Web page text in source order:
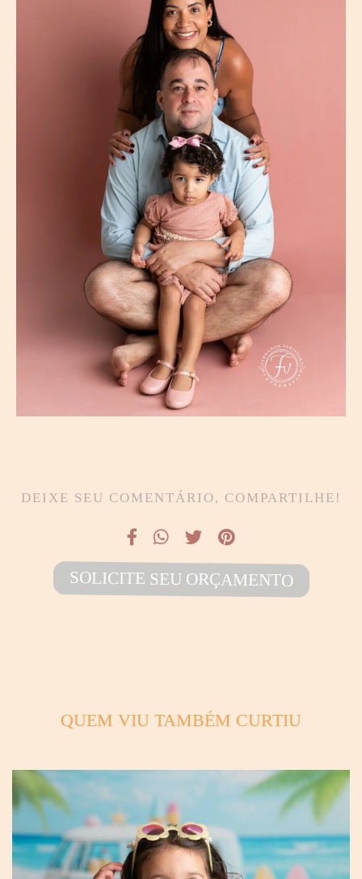
DEIXE SEU COMENTÁRIO, COMPARTILHE!
SOLICITE SEU ORÇAMENTO
QUEM VIU TAMBÉM CURTIU